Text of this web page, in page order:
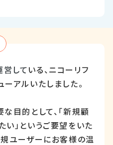
して いる、ニコーリフ
アルいたしました。
目的として、「新規顧
い」というご要望をいた
規ユーザーにお客様の温